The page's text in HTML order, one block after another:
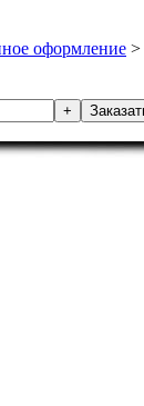
оформление >